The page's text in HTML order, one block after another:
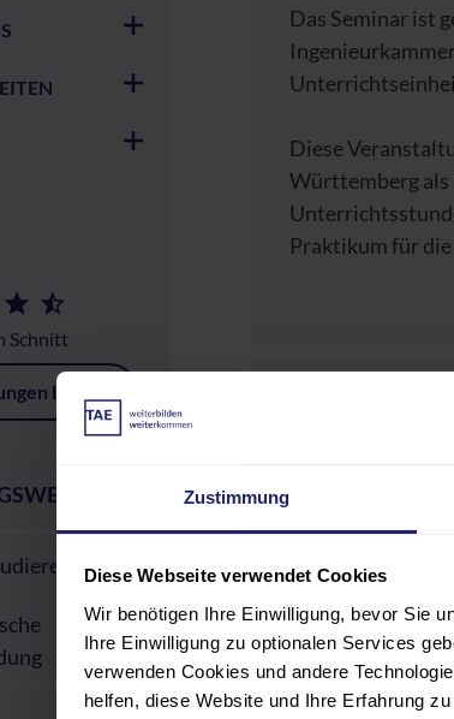
Zustimmung
Diese Webseite verwendet Cookies
Wir benötigen Ihre Einwilligung, bevor Sie
Ihre Einwilligung zu optionalen Services
verwenden Cookies und andere
helfen, diese Website und Ihre Erfahrung
Schnitt
lesen
Das Seminar ist
Diese
Württemberg
Praktikum für
REFERENT:INNEN
GEBÜHREN UND